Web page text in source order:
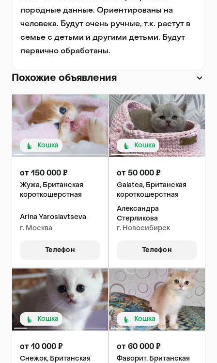
породные данные. Ориентированы на
человека. Будут очень ручные, т.к. растут в
семье с детьми и другими детьми. Будут
первично обработаны.
Похожие объявления
Кошка
от 150 000 ₽
Жужа, Британская
короткошерстная
Arina Yaroslavtseva
г. Москва
Телефон
Кошка
от 50 000 ₽
Galatea, Британская
короткошерстная
Александра
Стерликова
г. Новосибирск
Телефон
Кошка
от 10 000 ₽
Снежок, Британская
Кошка
от 60 000 ₽
Фаворит, Британская